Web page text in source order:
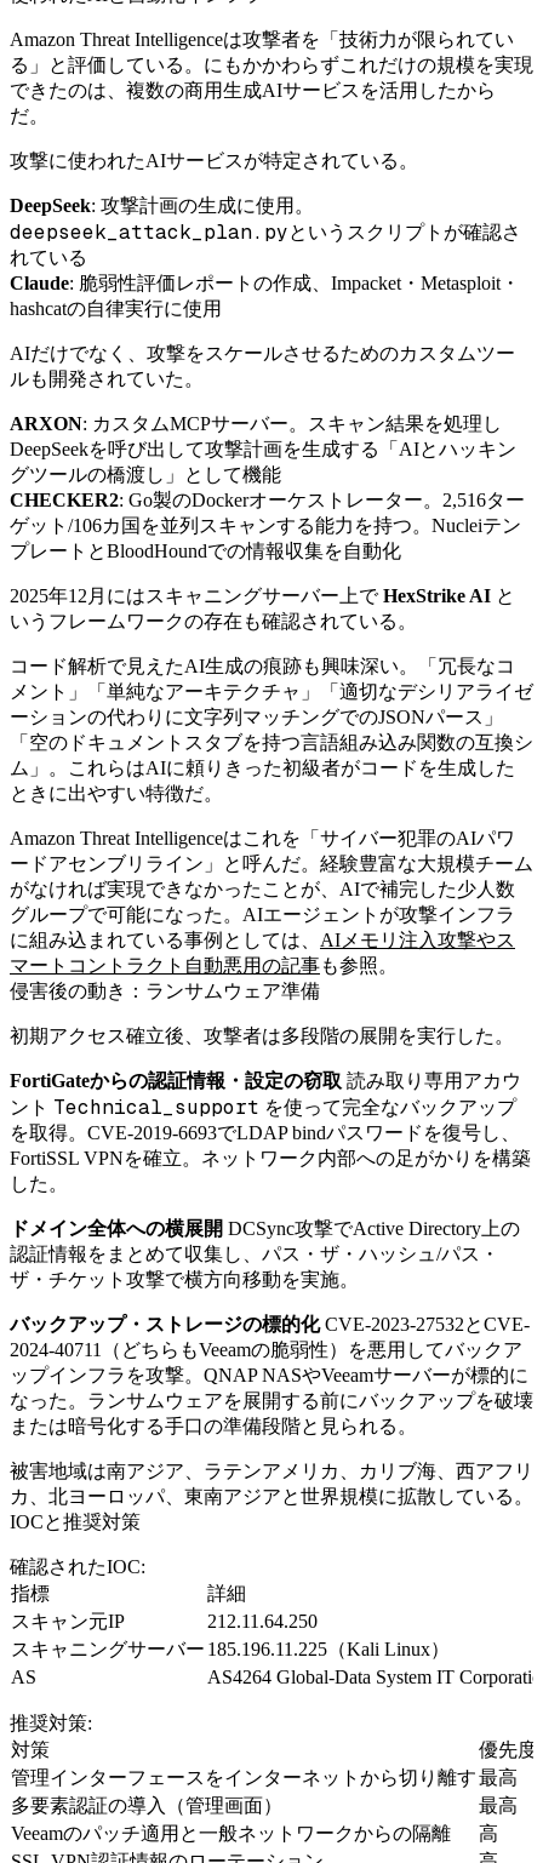
Amazon Threat Intelligenceは攻撃者を「技術力が限られてい
る」と評価している。にもかかわらずこれだけの規模を実現
できたのは、複数の商用生成AIサービスを活用したから
だ。
攻撃に使われたAIサービスが特定されている。
DeepSeek: 攻撃計画の生成に使用。
deepseek_attack_plan.pyというスクリプトが確認さ
れている
Claude: 脆弱性評価レポートの作成、Impacket・Metasploit・
hashcatの自律実行に使用
AIだけでなく、攻撃をスケールさせるためのカスタムツー
ルも開発されていた。
ARXON: カスタムMCPサーバー。スキャン結果を処理し
DeepSeekを呼び出して攻撃計画を生成する「AIとハッキン
グツールの橋渡し」として機能
CHECKER2: Go製のDockerオーケストレーター。2,516ター
ゲット/106カ国を並列スキャンする能力を持つ。Nucleiテン
プレートとBloodHoundでの情報収集を自動化
2025年12月にはスキャニングサーバー上でHexStrike AI と
いうフレームワークの存在も確認されている。
コード解析で見えたAI生成の痕跡も興味深い。「冗長なコ
メント」「単純なアーキテクチャ」「適切なデシリアライゼ
ーションの代わりに文字列マッチングでのJSONパース」
「空のドキュメントスタブを持つ言語組み込み関数の互換シ
ム」。これらはAIに頼りきった初級者がコードを生成した
ときに出やすい特徴だ。
Amazon Threat Intelligenceはこれを「サイバー犯罪のAIパワ
ードアセンブリライン」と呼んだ。経験豊富な大規模チーム
がなければ実現できなかったことが、AIで補完した少人数
グループで可能になった。AIエージェントが攻撃インフラ
に組み込まれている事例としては、 AIメモリ注入攻撃やス
マートコントラクト自動悪用の記事も参照。
侵害後の動き：ランサムウェア準備
初期アクセス確立後、攻撃者は多段階の展開を実行した。
FortiGateからの認証情報・設定の窃取 読み取り専用アカウ
ント Technical_support を使って完全なバックアップ
を取得。CVE-2019-6693でLDAP bindパスワードを復号し、
FortiSSL VPNを確立。ネットワーク内部への足がかりを構築
した。
ドメイン全体への横展開 DCSync攻撃でActive Directory上の
認証情報をまとめて収集し、パス・ザ・ハッシュ/パス・
ザ・チケット攻撃で横方向移動を実施。
バックアップ・ストレージの標的化CVE-2023-27532とCVE-
2024-40711（どちらもVeeamの脆弱性）を悪用してバックア
ップインフラを攻撃。QNAP NASやVeeamサーバーが標的に
なった。ランサムウェアを展開する前にバックアップを破壊
または暗号化する手口の準備段階と見られる。
被害地域は南アジア、ラテンアメリカ、カリブ海、西アフリ
カ、北ヨーロッパ、東南アジアと世界規模に拡散している。
IOCと推奨対策
確認されたIOC:
指標
詳細
スキャン元IP
212.11.64.250
スキャニングサーバー 185.196.11.225（Kali Linux）
AS
AS4264 Global-Data System IT
推奨対策:
対策
優先度
管理インターフェースをインターネットから切り離す最高
多要素認証の導入（管理画面）
最高
Veeamのパッチ適用と一般ネットワークからの隔離
高